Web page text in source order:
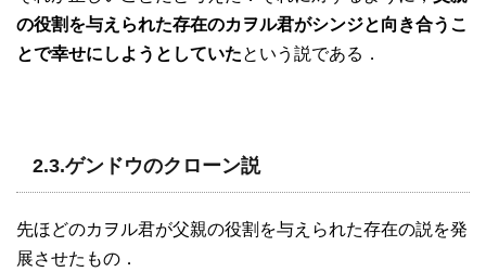
の役割を与えられた存在のカヲル君がシンジと向き合うこ
とで幸せにしようとしていたという説である．
2.3.ゲンドウのクローン説
先ほどのカヲル君が父親の役割を与えられた存在の説を発
展させたもの．